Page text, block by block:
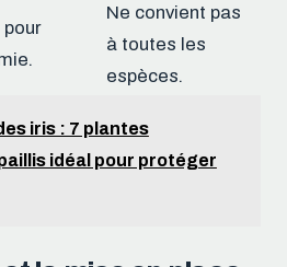
Ne convient pas
à toutes les
espèces.
iris : 7 plantes
idéal pour protéger